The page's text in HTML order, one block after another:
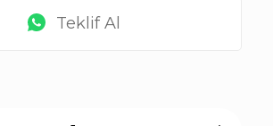
Teklif Al